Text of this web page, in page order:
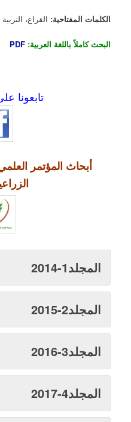
الكلمات المفتاحية: القراع،
البحث كاملاً باللغة العربية:PDF
تابعونا
الزراعية
المجلد1-2014
المجلد2-2015
المجلد3-2016
المجلد4-2017